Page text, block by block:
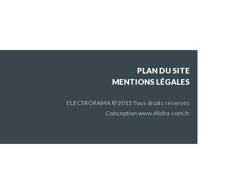
PLAN DU SITE
MENTIONS LÉGALES
ELECTRORAMA © 2015 Tous droits réservés
Conception www.Aloha-com.fr